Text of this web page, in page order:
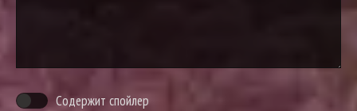
Содержит спойлер